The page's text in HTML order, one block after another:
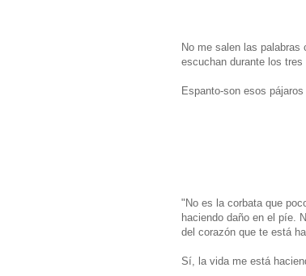
No me salen las
escuchan durante los tres
Espanto-son esos pájaros
"No es la corbata que
haciendo daño en el píe.
del corazón que te está
Sí, la vida me está